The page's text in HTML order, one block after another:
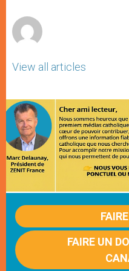
View all articles
FAIRE UN